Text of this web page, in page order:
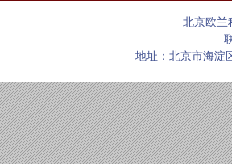
北京欧兰
地址：北京市海淀